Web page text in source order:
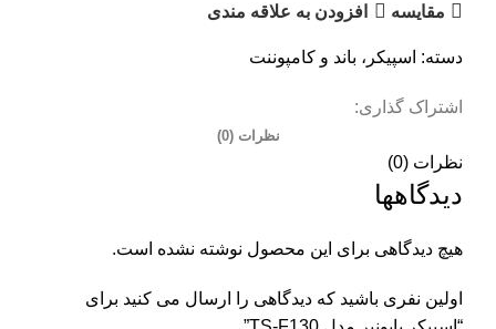
مقایسه افزودن به علاقه مندی
دسته: اسپیکر، باند و کامپوننت
اشتراک گذاری:
نظرات (0)
نظرات (0)
دیدگاهها
هیچ دیدگاهی برای این محصول نوشته نشده است.
اولین نفری باشید که دیدگاهی را ارسال می کنید برای